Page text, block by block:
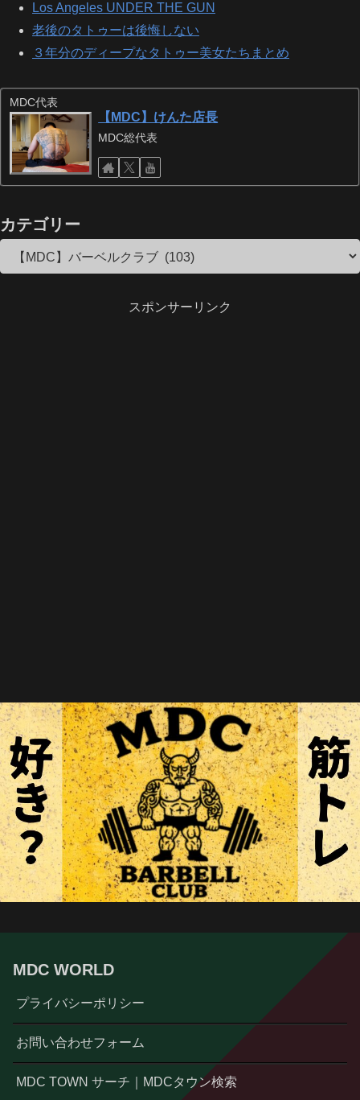
Los Angeles UNDER THE GUN
老後のタトゥーは後悔しない
３年分のディープなタトゥー美女たちまとめ
MDC代表
【MDC】けんた店長
MDC総代表
カテゴリー
スポンサーリンク
MDC WORLD
プライバシーポリシー
お問い合わせフォーム
MDC TOWN サーチ｜MDCタウン検索